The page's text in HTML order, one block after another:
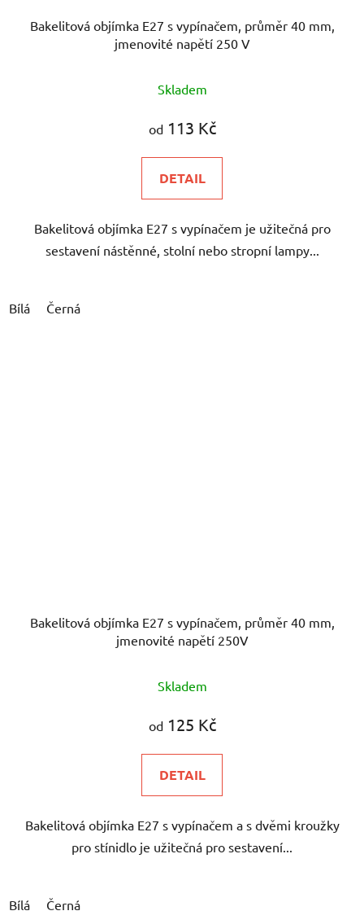
Bakelitová objímka E27 s vypínačem, průměr 40 mm,
jmenovité napětí 250 V
Skladem
od113 Kč
DETAIL
Bakelitová objímka E27 s vypínačem je užitečná pro
sestavení nástěnné, stolní nebo stropní lampy...
Bílá Černá
Bakelitová objímka E27 s vypínačem, průměr 40 mm,
jmenovité napětí 250V
Skladem
od125 Kč
DETAIL
Bakelitová objímka E27 s vypínačem a s dvěmi kroužky
pro stínidlo je užitečná pro sestavení...
Bílá Černá